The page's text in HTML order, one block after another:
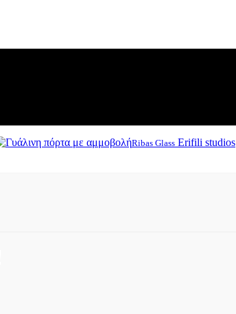
Ribas Glass Erifili studios